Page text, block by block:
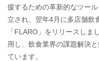
援するための革新的なツー
立され、翌年4月に多店舗飲
「FLARO」をリリースし
用し、飲食業界の課題解決
ています。